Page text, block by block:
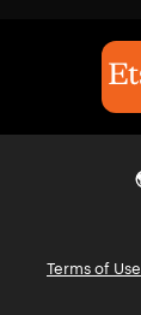
Terms of Use